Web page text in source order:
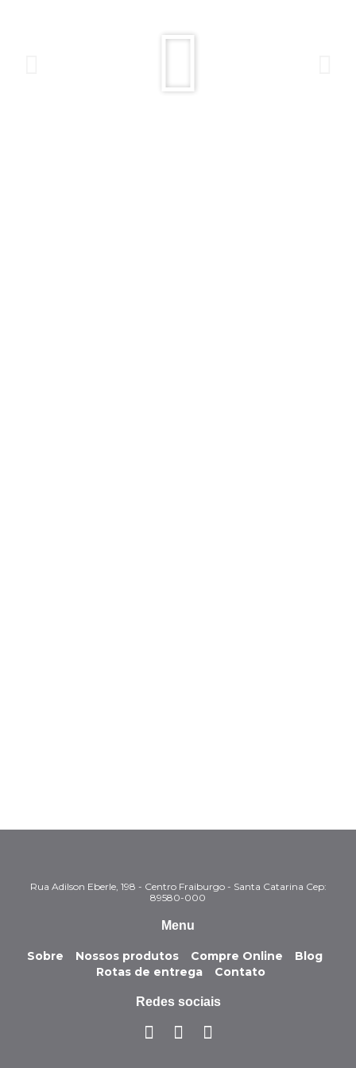
Rua Adilson Eberle, 198 - Centro Fraiburgo - Santa Catarina Cep:
89580-000
Menu
Sobre Nossos produtos Compre Online
Blog
Rotas de entrega
Contato
Redes sociais